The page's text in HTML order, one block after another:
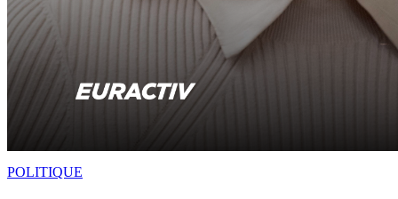
POLITIQUE